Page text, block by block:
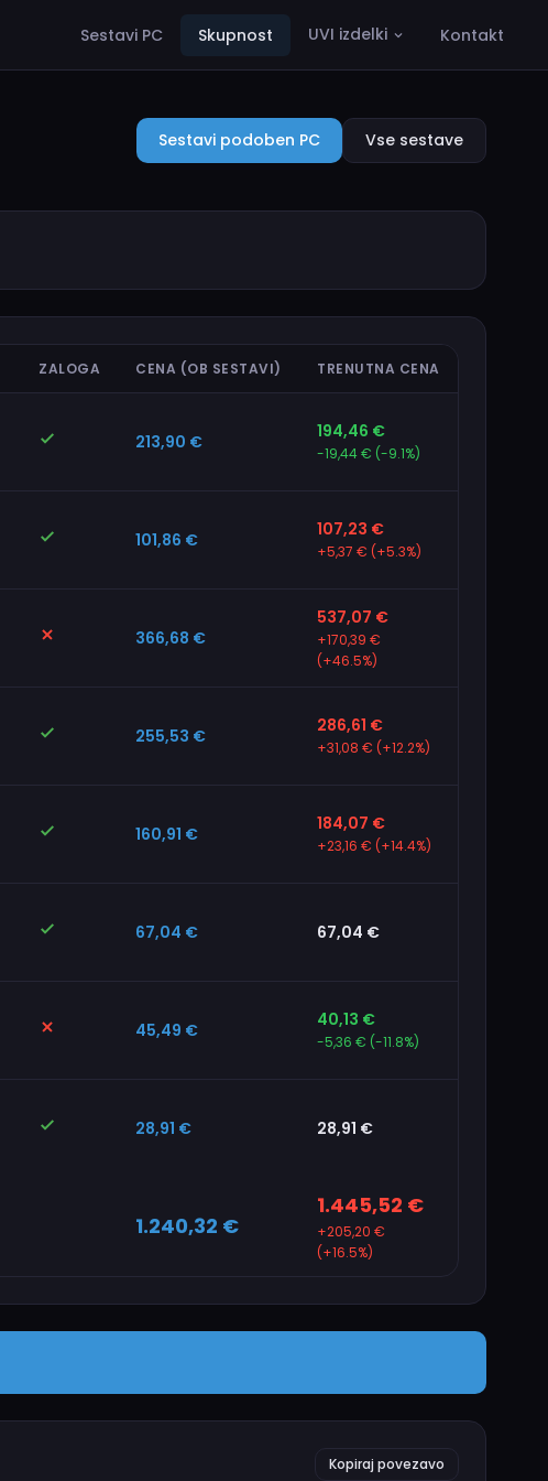
Sestavi PC Skupnost UVI izdelki Kontakt
Sestavi podoben PC Vse sestave
ZALOGA CENA (OB SESTAVI) TRENUTNA CENA
213,90 € 194,46 €
-19,44 € (-9.1%)
101,86 € 107,23 €
+5,37 € (+5.3%)
366,68 €
537,07 €
+170,39 €
(+46.5%)
255,53 € 286,61 €
+31,08 € (+12.2%)
160,91 € 184,07 €
+23,16 € (+14.4%)
67,04 € 67,04 €
45,49 € 40,13 €
-5,36 € (-11.8%)
28,91 € 28,91 €
1.240,32 €
1.445,52 €
+205,20 €
(+16.5%)
Kopiraj povezavo